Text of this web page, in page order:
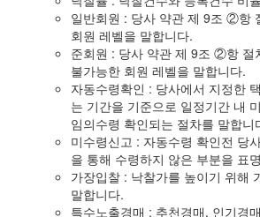
일반회원 : 당사 약관 제 9조 ②항
회원 레벨을 말합니다.
준회원 : 당사 약관 제 9조 ②항 절
불가능한 회원 레벨을 말합니다.
자동수령확인 : 당사에서 지정한
는 기간을 기준으로 일정기간 내
임의수령 확인되는 절차를 말합니
미수령신고 : 자동수령 확인전 당
을 통해 수령하지 않은 부분을 표
가장입찰 : 낙찰가를 높이기 위해
말합니다.
특수노출경매 : 추천경매, 인기경